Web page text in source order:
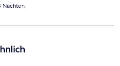
Nächten